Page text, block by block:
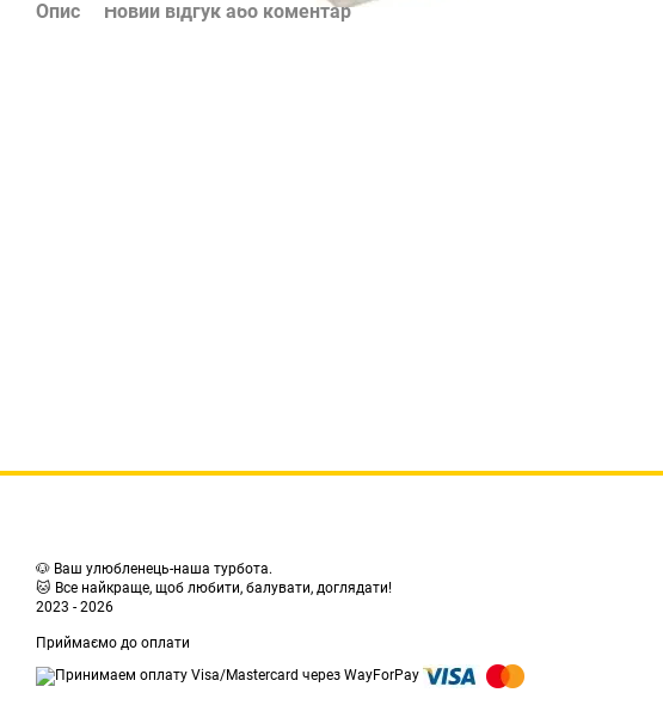
Опис Новий відгук або коментар
🐶 Ваш улюбленець-наша турбота.
🐱 Все найкраще, щоб любити, балувати, доглядати!
2023 - 2026
Приймаємо до оплати